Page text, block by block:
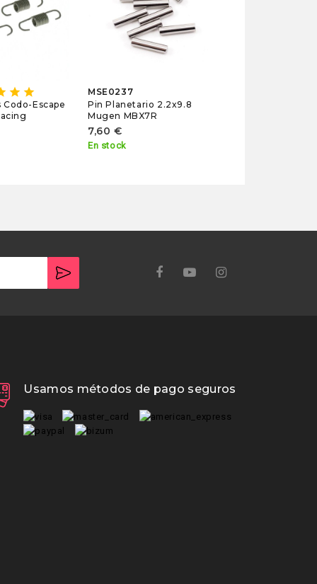
star star
Escape
MSE0237
Pin Planetario 2.2x9.8
Mugen MBX7R
7,60 €
En stock
Usamos métodos de pago seguros